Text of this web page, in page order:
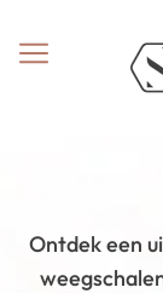
Ontdek een